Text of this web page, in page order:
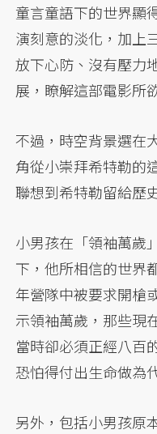
童言童語下的世界顯
演刻意的淡化，加上
放下心防、沒有壓力
展，瞭解這部電影所
不過，時空背景選在
角從小崇拜希特勒的
聯想到希特勒留給歷
小男孩在「領袖萬歲
下，他所相信的世界
年營隊中被要求開槍
示領袖萬歲，那些現
當時卻必須正經八百
恐怕得付出生命做為
另外，包括小男孩原